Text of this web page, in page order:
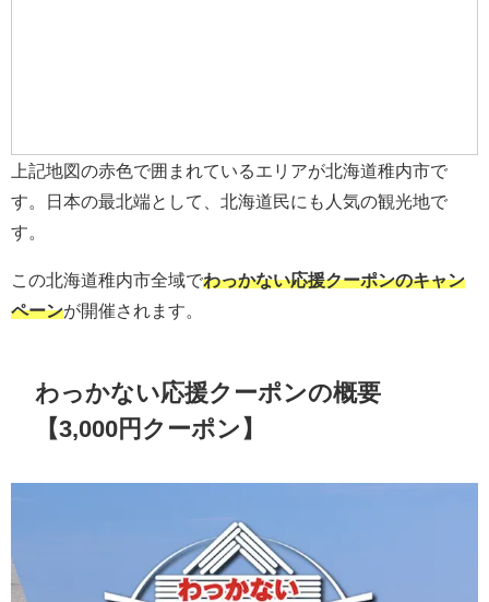
上記地図の赤色で囲まれているエリアが北海道稚内市で
す。日本の最北端として、北海道民にも人気の観光地で
す。
この北海道稚内市全域でわっかない応援クーポンのキャン
ペーンが開催されます。
わっかない応援クーポンの概要
【3,000円クーポン】